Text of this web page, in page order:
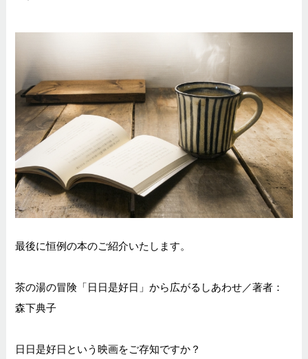
最後に恒例の本のご紹介いたします。
茶の湯の冒険「日日是好日」から広がるしあわせ／著者：
森下典子
日日是好日という映画をご存知ですか？